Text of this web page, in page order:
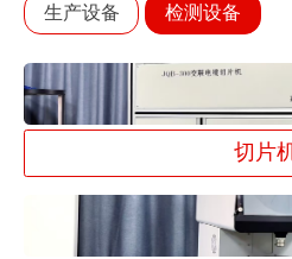
生产设备 检测设备
切片